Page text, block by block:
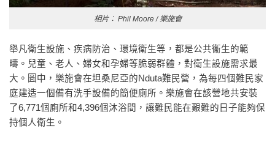
相片︰ Phil Moore / 樂施會
舉凡衛生設施、疾病防治、環境衛生等，都是公共衞生的範
疇。兒童、老人、婦女和孕婦等脆弱群體，對衛生設施需求最
大。圖中，樂施會在坦桑尼亞的Nduta難民營，為每四個難民家
庭建造一個備有洗手設備的簡便廁所。樂施會在該營地共安裝
了6,771個廁所和4,396個沐浴間，讓難民能在艱難的日子能夠保
持個人衛生。